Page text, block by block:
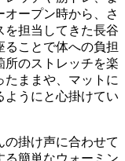
ープン時から、さ
を担当してきた長谷
ることで体への負担
所のストレッチを楽
たままや、マットに
ようにと心掛けてい
掛け声に合わせて
る簡単なウォーミン